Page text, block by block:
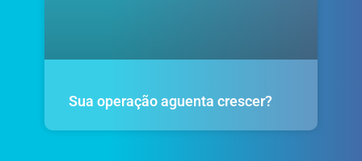
Sua operação aguenta crescer?